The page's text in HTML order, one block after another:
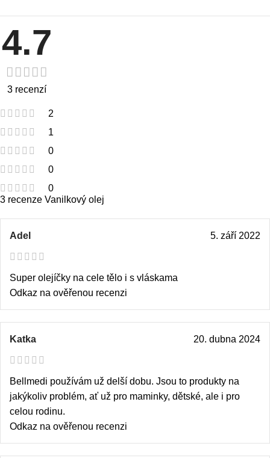
4.7
3 recenzí
2
1
0
0
0
3 recenze Vanilkový olej
Adel 5. září 2022
Super olejíčky na cele tělo i s vláskama
Odkaz na ověřenou recenzi
Katka 20. dubna 2024
Bellmedi používám už delší dobu. Jsou to produkty na
jakýkoliv problém, ať už pro maminky, dětské, ale i pro
celou rodinu.
Odkaz na ověřenou recenzi